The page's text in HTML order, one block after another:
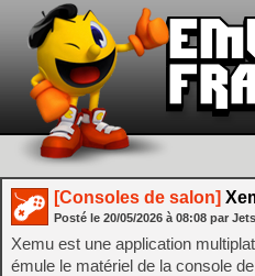
[Consoles de salon]
Posté le 20/05/2026 à 08:08 par Jets
Xemu est une application
émule le matériel de la console